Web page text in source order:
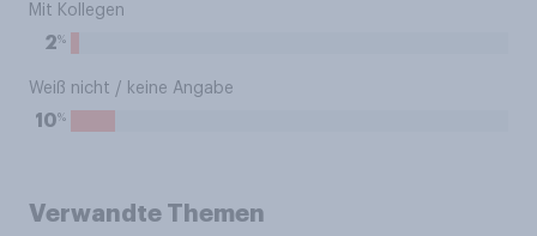
Mit Kollegen
2%
Weiß nicht / keine Angabe
10%
Verwandte Themen